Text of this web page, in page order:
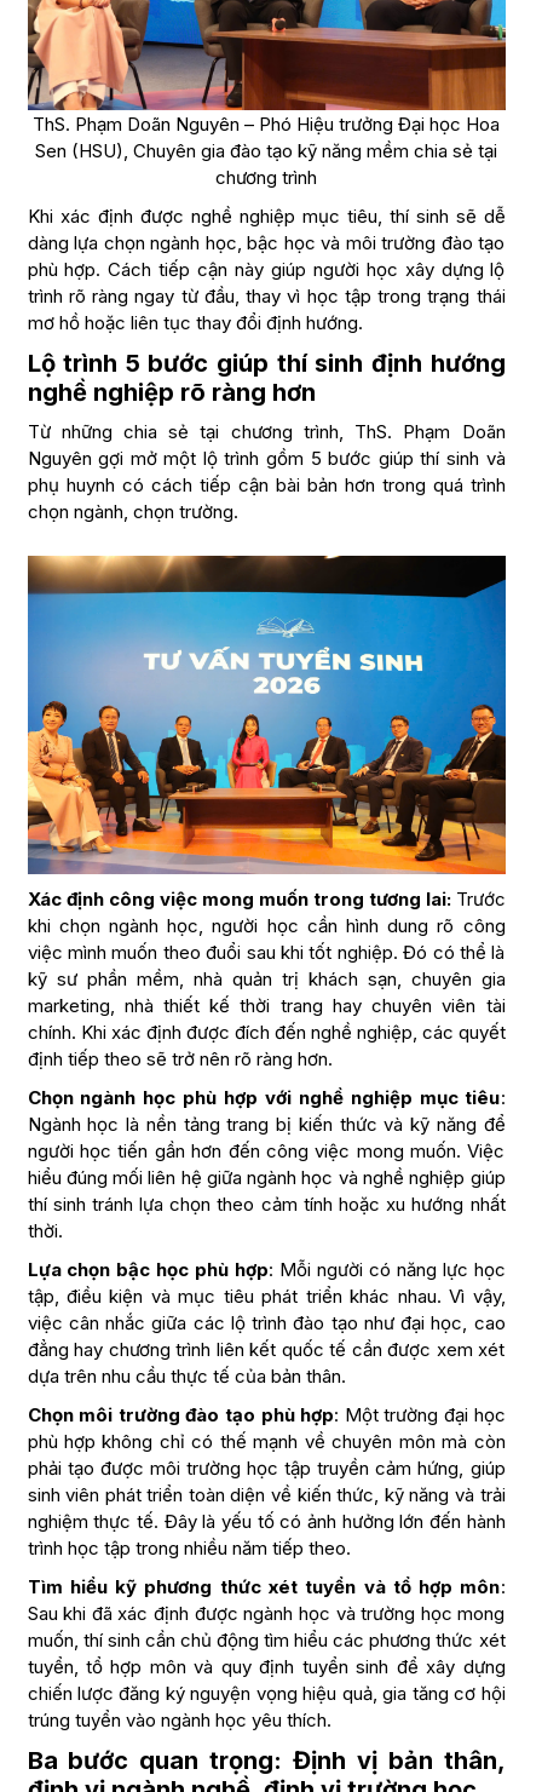
ThS. Phạm Doãn Nguyên – Phó Hiệu trưởng Đại học Hoa
Sen (HSU), Chuyên gia đào tạo kỹ năng mềm chia sẻ tại
chương trình
Khi xác định được nghề nghiệp mục tiêu, thí sinh sẽ dễ
dàng lựa chọn ngành học, bậc học và môi trường đào tạo
phù hợp. Cách tiếp cận này giúp người học xây dựng lộ
trình rõ ràng ngay từ đầu, thay vì học tập trong trạng thái
mơ hồ hoặc liên tục thay đổi định hướng.
Lộ trình 5 bước giúp thí sinh định hướng
nghề nghiệp rõ ràng hơn
Từ những chia sẻ tại chương trình, ThS. Phạm Doãn
Nguyên gợi mở một lộ trình gồm 5 bước giúp thí sinh và
phụ huynh có cách tiếp cận bài bản hơn trong quá trình
chọn ngành, chọn trường.
Xác định công việc mong muốn trong tương lai: Trước
khi chọn ngành học, người học cần hình dung rõ công
việc mình muốn theo đuổi sau khi tốt nghiệp. Đó có thể là
kỹ sư phần mềm, nhà quản trị khách sạn, chuyên gia
marketing, nhà thiết kế thời trang hay chuyên viên tài
chính. Khi xác định được đích đến nghề nghiệp, các quyết
định tiếp theo sẽ trở nên rõ ràng hơn.
Chọn ngành học phù hợp với nghề nghiệp mục tiêu:
Ngành học là nền tảng trang bị kiến thức và kỹ năng để
người học tiến gần hơn đến công việc mong muốn. Việc
hiểu đúng mối liên hệ giữa ngành học và nghề nghiệp giúp
thí sinh tránh lựa chọn theo cảm tính hoặc xu hướng nhất
thời.
Lựa chọn bậc học phù hợp: Mỗi người có năng lực học
tập, điều kiện và mục tiêu phát triển khác nhau. Vì vậy,
việc cân nhắc giữa các lộ trình đào tạo như đại học, cao
đẳng hay chương trình liên kết quốc tế cần được xem xét
dựa trên nhu cầu thực tế của bản thân.
Chọn môi trường đào tạo phù hợp: Một trường đại học
phù hợp không chỉ có thế mạnh về chuyên môn mà còn
phải tạo được môi trường học tập truyền cảm hứng, giúp
sinh viên phát triển toàn diện về kiến thức, kỹ năng và trải
nghiệm thực tế. Đây là yếu tố có ảnh hưởng lớn đến hành
trình học tập trong nhiều năm tiếp theo.
Tìm hiểu kỹ phương thức xét tuyển và tổ hợp môn:
Sau khi đã xác định được ngành học và trường học mong
muốn, thí sinh cần chủ động tìm hiểu các phương thức xét
tuyển, tổ hợp môn và quy định tuyển sinh để xây dựng
chiến lược đăng ký nguyện vọng hiệu quả, gia tăng cơ hội
trúng tuyển vào ngành học yêu thích.
Ba bước quan trọng: Định vị bản thân,